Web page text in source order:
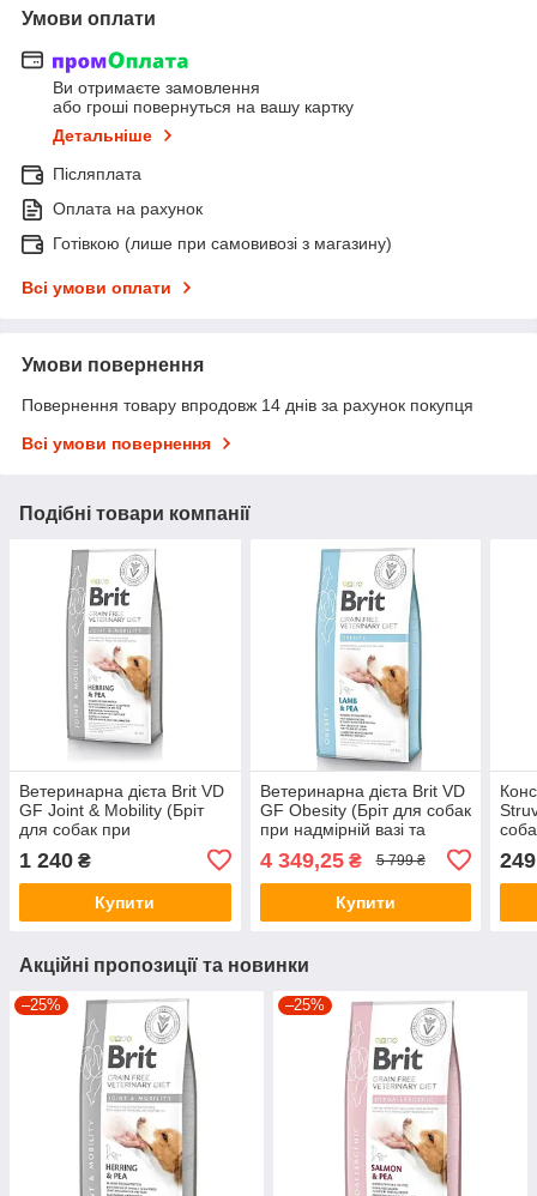
Умови оплати
Ви отримаєте замовлення
або гроші повернуться на вашу картку
Детальніше
Післяплата
Оплата на рахунок
Готівкою (лише при самовивозі з магазину)
Всі умови оплати
Умови повернення
Повернення товару впродовж 14 днів за рахунок покупця
Всі умови повернення
Подібні товари компанії
Ветеринарна дієта Brit VD
GF Joint & Mobility (Бріт
для собак при
захворюваннях суглобів)
2кг.
1 240 ₴
Купити
Ветеринарна дієта Brit VD
GF Obesity (Бріт для собак
при надмірній вазі та
4 349,25₴ 5 799 ₴
Купити
249
Акційні пропозиції та новинки
–25% –25%